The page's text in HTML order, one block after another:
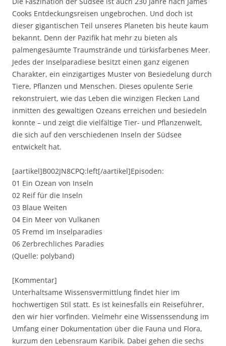
Cooks Entdeckungsreisen ungebrochen. Und doch ist
dieser gigantischen Teil unseres Planeten bis heute kaum
bekannt. Denn der Pazifik hat mehr zu bieten als
palmengesäumte Traumstrände und türkisfarbenes Meer.
Jedes der Inselparadiese besitzt einen ganz eigenen
Charakter, ein einzigartiges Muster von Besiedelung durch
Tiere, Pflanzen und Menschen. Dieses opulente Serie
rekonstruiert, wie das Leben die winzigen Flecken Land
inmitten des gewaltigen Ozeans erreichen und besiedeln
konnte – und zeigt die vielfältige Tier- und Pflanzenwelt,
die sich auf den verschiedenen Inseln der Südsee
entwickelt hat.
[aartikel]B002JN8CPQ:left[/aartikel]Episoden:
01 Ein Ozean von Inseln
02 Reif für die Inseln
03 Blaue Weiten
04 Ein Meer von Vulkanen
05 Fremd im Inselparadies
06 Zerbrechliches Paradies
(Quelle: polyband)
[Kommentar]
Unterhaltsame Wissensvermittlung findet hier im
hochwertigen Stil statt. Es ist keinesfalls ein Reiseführer,
den wir hier vorfinden. Vielmehr eine Wissenssendung im
Umfang einer Dokumentation über die Fauna und Flora,
kurzum den Lebensraum Karibik. Dabei gehen die sechs